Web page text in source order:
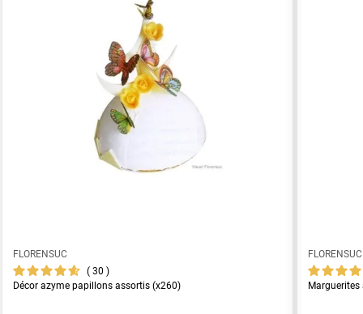
FLORENSUC
30
Décor azyme papillons assortis (x260)
FLORENSUC